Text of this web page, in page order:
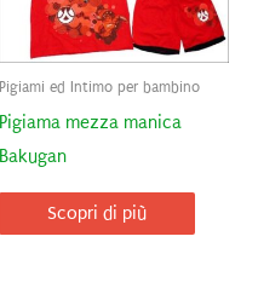
Pigiami ed Intimo per bambino
Pigiama mezza manica
Bakugan
Scopri di più